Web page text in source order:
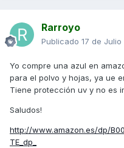
Rarroyo
Publicado 17 de Julio
Yo compre una azul en
para el polvo y hojas, ya ue
Tiene protección uv y no es
Saludos!
http://www.amazon.es/dp/
TE_dp_